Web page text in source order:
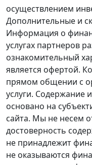
осуществлением
Дополнительные и
Информация о
услугах партнеров
ознакомительный
является офертой.
прямом общении с
услуги. Содержание
основано на
сайта. Мы не несем
достоверность
не принадлежит
не оказываются